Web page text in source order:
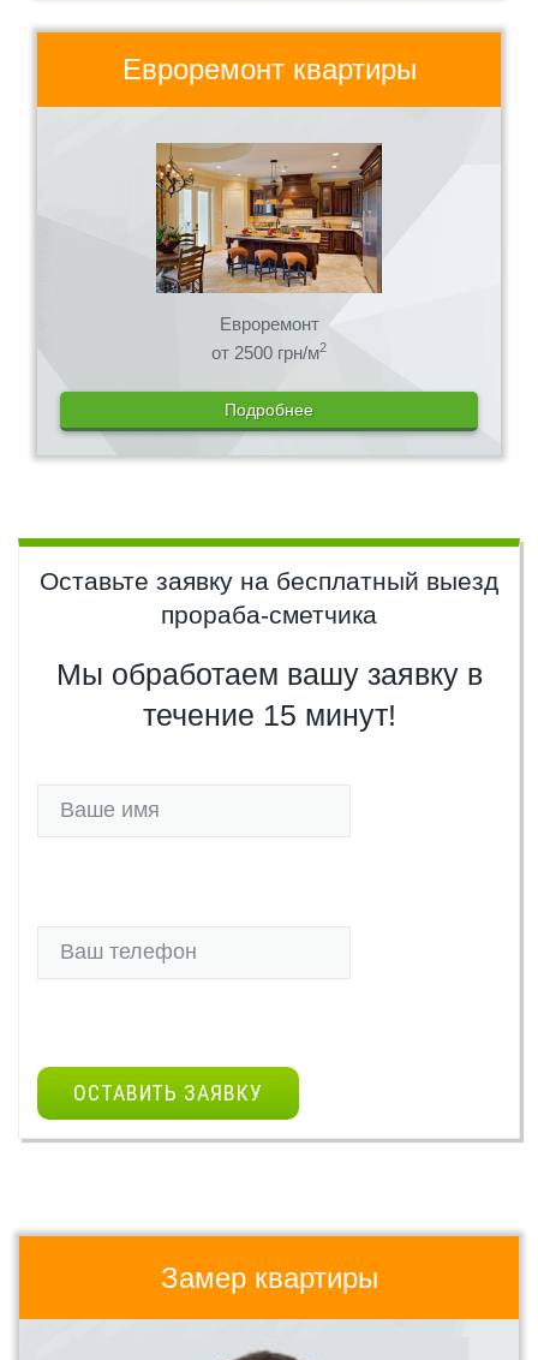
Евроремонт квартиры
Евроремонт
от 2500 грн/м2
Подробнее
Оставьте заявку на бесплатный выезд
прораба-сметчика
Мы обработаем вашу заявку в
течение 15 минут!
ОСТАВИТЬ ЗАЯВКУ
Замер квартиры